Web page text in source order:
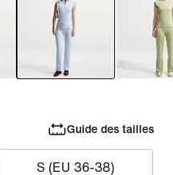
Guide des tailles
S (EU 36-38)